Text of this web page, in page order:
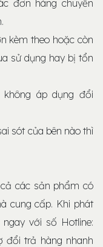
đơn hàng chuyển
kèm theo hoặc còn
sử dụng hay bị tổn
áp dụng đổi
sót của bên nào thì
các sản phẩm có
cung cấp. Khi phát
với số Hotline:
đổi trả hàng nhanh